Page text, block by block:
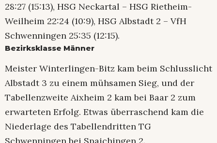
28:27 (15:13), HSG Neckartal – HSG Rietheim-
Weilheim 22:24 (10:9), HSG Albstadt 2 – VfH
Schwenningen 25:35 (12:15).
Bezirksklasse Männer
Meister Winterlingen-Bitz kam beim Schlusslicht
Albstadt 3 zu einem mühsamen Sieg, und der
Tabellenzweite Aixheim 2 kam bei Baar 2 zum
erwarteten Erfolg. Etwas überraschend kam die
Niederlage des Tabellendritten TG